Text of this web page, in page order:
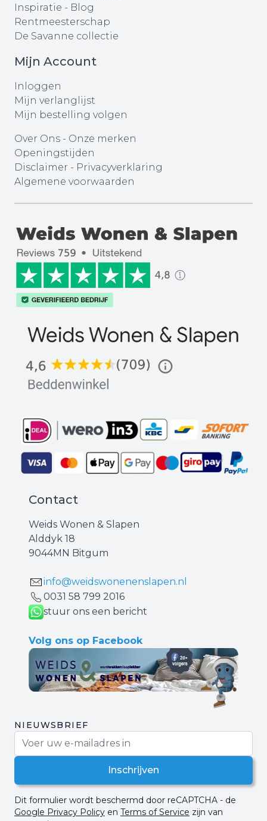
Inspiratie - Blog
Rentmeesterschap
De Savanne collectie
Mijn Account
Inloggen
Mijn verlanglijst
Mijn bestelling volgen
Over Ons - Onze merken
Openingstijden
Disclaimer - Privacyverklaring
Algemene voorwaarden
Contact
Weids Wonen & Slapen
Alddyk 18
9044MN Bitgum
info@weidswonenenslapen.nl
0031 ‪58 799 2016‬
stuur ons een bericht
Volg ons op Facebook
NIEUWSBRIEF
Inschrijven
Dit formulier wordt beschermd door reCAPTCHA - de
Google Privacy Policy en Terms of Service zijn van